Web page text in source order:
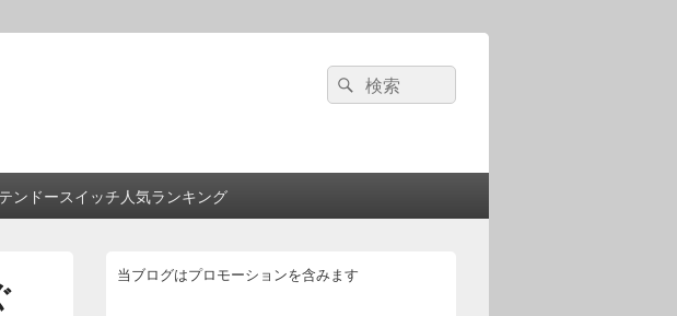
検
索:
検
索
ンドースイッチ人気ランキング
イ当ブログはプロモーションを含みます